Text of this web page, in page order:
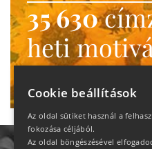
35 630
heti
Ne maradj
Cookie beállítások
Az oldal sütiket használ a
fokozása céljából.
Az oldal böngészésével